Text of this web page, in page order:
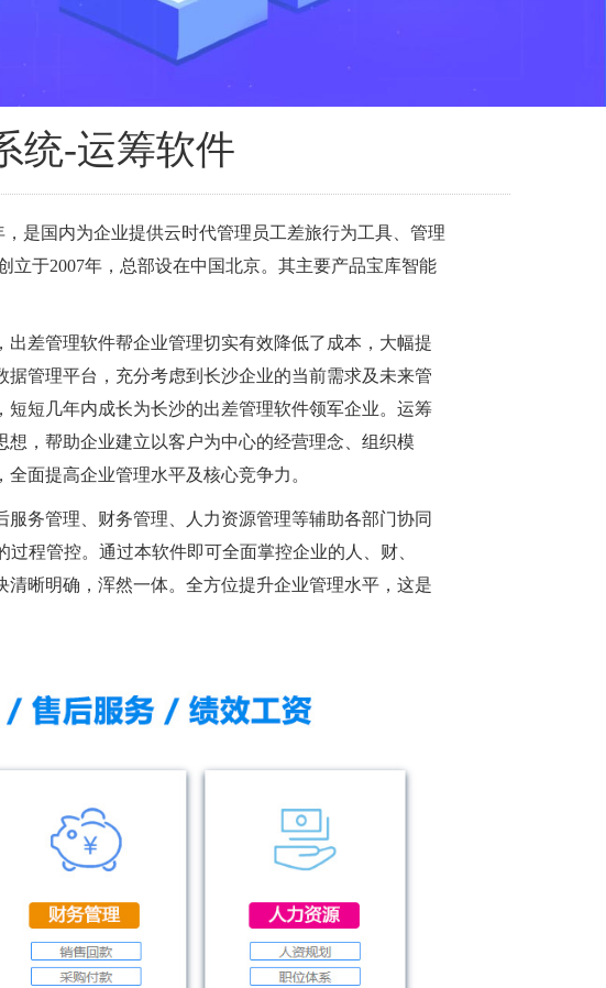
统-运筹软件
是国内为企业提供云时代管理员工差旅行为工具、管理
于2007年，总部设在中国北京。其主要产品宝库智能
差管理软件帮企业管理切实有效降低了成本，大幅提
管理平台，充分考虑到长沙企业的当前需求及未来管
短几年内成长为长沙的出差管理软件领军企业。运筹
，帮助企业建立以客户为中心的经营理念、组织模
面提高企业管理水平及核心竞争力。
务管理、财务管理、人力资源管理等辅助各部门协同
程管控。通过本软件即可全面掌控企业的人、财、
晰明确，浑然一体。全方位提升企业管理水平，这是